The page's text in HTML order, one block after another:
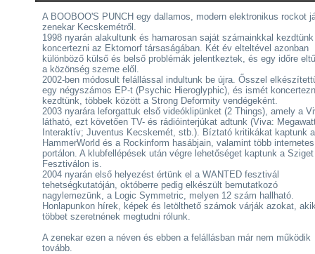
A BOOBOO'S PUNCH egy dallamos, modern elektronikus rockot
zenekar Kecskemétről.
1998 nyarán alakultunk és hamarosan saját számainkkal kezdtünk
koncertezni az Ektomorf társaságában. Két év elteltével azonban
különböző külső és belső problémák jelentkeztek, és egy időre
a közönség szeme elől.
2002-ben módosult felállással indultunk be újra. Ősszel
egy négyszámos EP-t (Psychic Hieroglyphic), és ismét
kezdtünk, többek között a Strong Deformity vendégeként.
2003 nyarára leforgattuk első videóklipünket (2 Things), amely a
látható, ezt követően TV- és rádióinterjúkat adtunk (Viva:
Interaktív; Juventus Kecskemét, stb.). Bíztató kritikákat kaptunk a
HammerWorld és a Rockinform hasábjain, valamint több
portálon. A klubfellépések után végre lehetőséget kaptunk a Sziget
Fesztiválon is.
2004 nyarán első helyezést értünk el a WANTED fesztivál
tehetségkutatóján, októberre pedig elkészült bemutatkozó
nagylemezünk, a Logic Symmetric, melyen 12 szám hallható.
Honlapunkon hírek, képek és letölthető számok várják azokat,
többet szeretnének megtudni rólunk.
A zenekar ezen a néven és ebben a felállásban már nem működik
tovább.